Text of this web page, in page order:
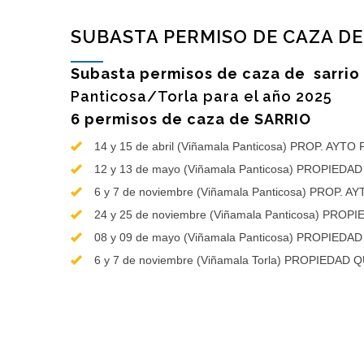
SUBASTA PERMISO DE CAZA
Subasta permisos de caza de sarrio
Panticosa/Torla para el año 2025
6 permisos de caza de SARRIO
14 y 15 de abril (Viñamala Panticosa) PROP. AYTO
12 y 13 de mayo (Viñamala Panticosa)
6 y 7 de noviembre (Viñamala Panticosa) PROP.
24 y 25 de noviembre (Viñamala Panticosa)
08 y 09 de mayo (Viñamala Panticosa)
6 y 7 de noviembre (Viñamala Torla) PROPIEDAD